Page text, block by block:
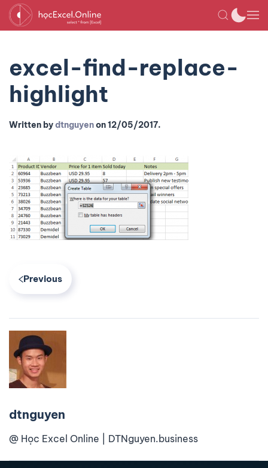
excel-find-replace-
highlight
Written bydtnguyenon12/05/2017.
Previous
dtnguyen
@ Học Excel Online | DTNguyen.business